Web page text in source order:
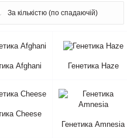
Afghani Генетика Haze
Cheese
Генетика Amnesia